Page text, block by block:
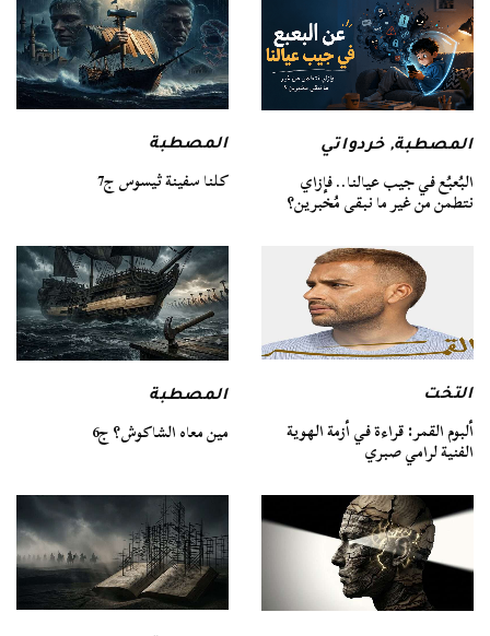
المصطبة,خردواتي
البُعبُع في جيب عيالنا.. فإزاي
نتطمن من غير ما نبقى مُخبرين؟
المصطبة
كلنا سفينة ثيسوس ج7
التخت
ألبوم القمر: قراءة في أزمة الهوية
الفنية لرامي صبري
المصطبة
مين معاه الشاكوش؟ ج6